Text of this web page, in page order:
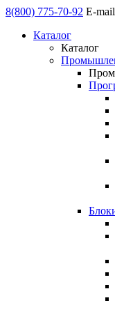
8(800) 775-70-92 E-
Каталог
Каталог